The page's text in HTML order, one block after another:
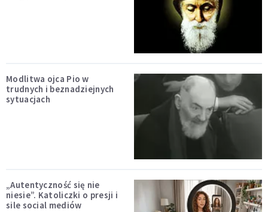
Modlitwa ojca Pio w
trudnych i beznadziejnych
sytuacjach
„Autentyczność się nie
niesie”. Katoliczki o presji i
sile social mediów